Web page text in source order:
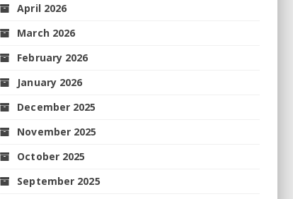
April 2026
March 2026
February 2026
January 2026
December 2025
November 2025
October 2025
September 2025